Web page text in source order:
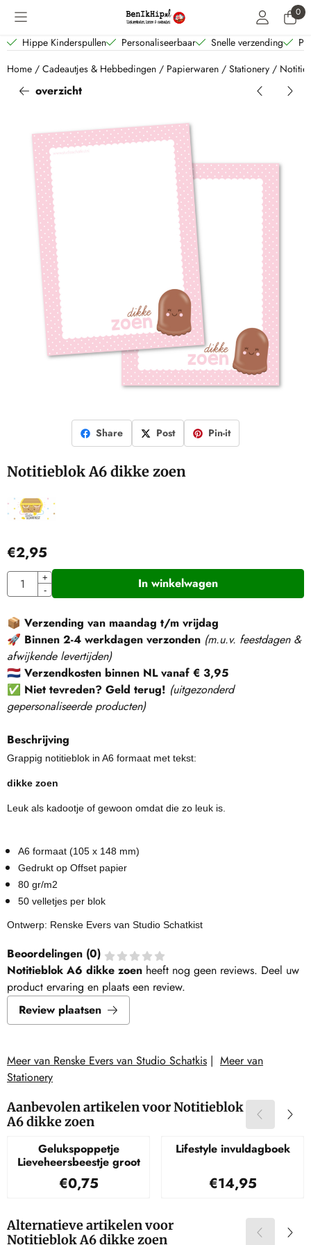
Cookievoorkeuren zijn beschikbaar. Kies instellingen of sta alle 0
Hippe Kinderspullen Personaliseerbaar Snelle verzending
Home / Cadeautjes & Hebbedingen / Papierwaren / Stationery /
overzicht
Share Post Pin-it
Notitieblok A6 dikke zoen
€2,95
Aantal
+
-
In winkelwagen
📦 Verzending van maandag t/m vrijdag
🚀 Binnen 2-4 werkdagen verzonden (m.u.v. feestdagen &
afwijkende levertijden)
🇳🇱 Verzendkosten binnen NL vanaf € 3,95
✅ Niet tevreden? Geld terug! (uitgezonderd
gepersonaliseerde producten)
Beschrijving
Grappig notitieblok in A6 formaat met tekst:
dikke zoen
Leuk als kadootje of gewoon omdat die zo leuk is.
A6 formaat (105 x 148 mm)
Gedrukt op Offset papier
80 gr/m2
50 velletjes per blok
Ontwerp: Renske Evers van Studio Schatkist
Beoordelingen (0)
Notitieblok A6 dikke zoen heeft nog geen reviews. Deel uw
product ervaring en plaats een review.
Review plaatsen
Meer van Renske Evers van Studio Schatkis | Meer van
Stationery
Aanbevolen artikelen voorNotitieblok
A6 dikke zoen
Gelukspoppetje
Lieveheersbeestje groot
Prijs: 0,75
€0,75
Lifestyle invuldagboek
Prijs: 14,95
€14,95
Alternatieve artikelen voor
Notitieblok A6 dikke zoen